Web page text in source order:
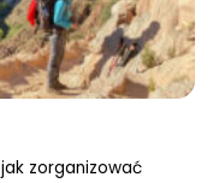
zorganizować